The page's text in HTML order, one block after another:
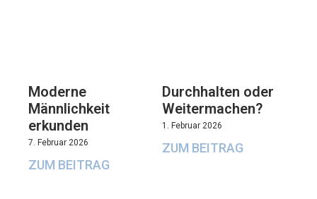
Moderne
Männlichkeit
erkunden
7. Februar 2026
ZUM BEITRAG
Durchhalten oder
Weitermachen?
1. Februar 2026
ZUM BEITRAG